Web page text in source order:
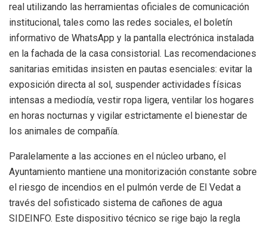
real utilizando las herramientas oficiales de comunicación
institucional, tales como las redes sociales, el boletín
informativo de WhatsApp y la pantalla electrónica instalada
en la fachada de la casa consistorial. Las recomendaciones
sanitarias emitidas insisten en pautas esenciales: evitar la
exposición directa al sol, suspender actividades físicas
intensas a mediodía, vestir ropa ligera, ventilar los hogares
en horas nocturnas y vigilar estrictamente el bienestar de
los animales de compañía.
Paralelamente a las acciones en el núcleo urbano, el
Ayuntamiento mantiene una monitorización constante sobre
el riesgo de incendios en el pulmón verde de El Vedat a
través del sofisticado sistema de cañones de agua
SIDEINFO. Este dispositivo técnico se rige bajo la regla